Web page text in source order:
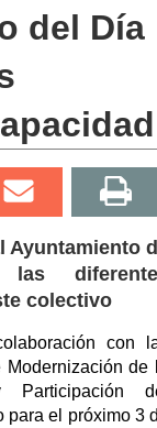
del Día
Ayuntamiento
colectivo
con
de
Participación
para el próximo 3